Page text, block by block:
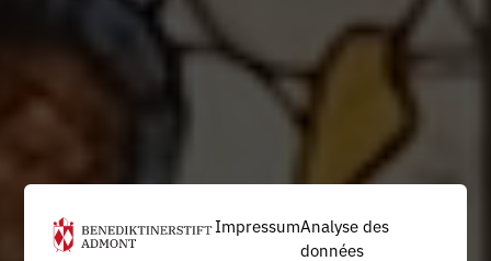
ImpressumAnalyse des
données